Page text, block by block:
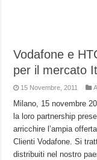
Vodafone e
per il mercato
15 Novembre, 2011
Milano, 15 novembre
la loro partnership
arricchire l’ampia
Clienti Vodafone. Si
distribuiti nel nostro